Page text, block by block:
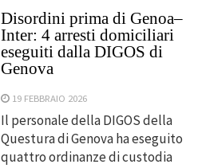
Disordini prima di Genoa–
Inter: 4 arresti domiciliari
eseguiti dalla DIGOS di
Genova
19 FEBBRAIO 2026
Il personale della DIGOS della
Questura di Genova ha eseguito
quattro ordinanze di custodia